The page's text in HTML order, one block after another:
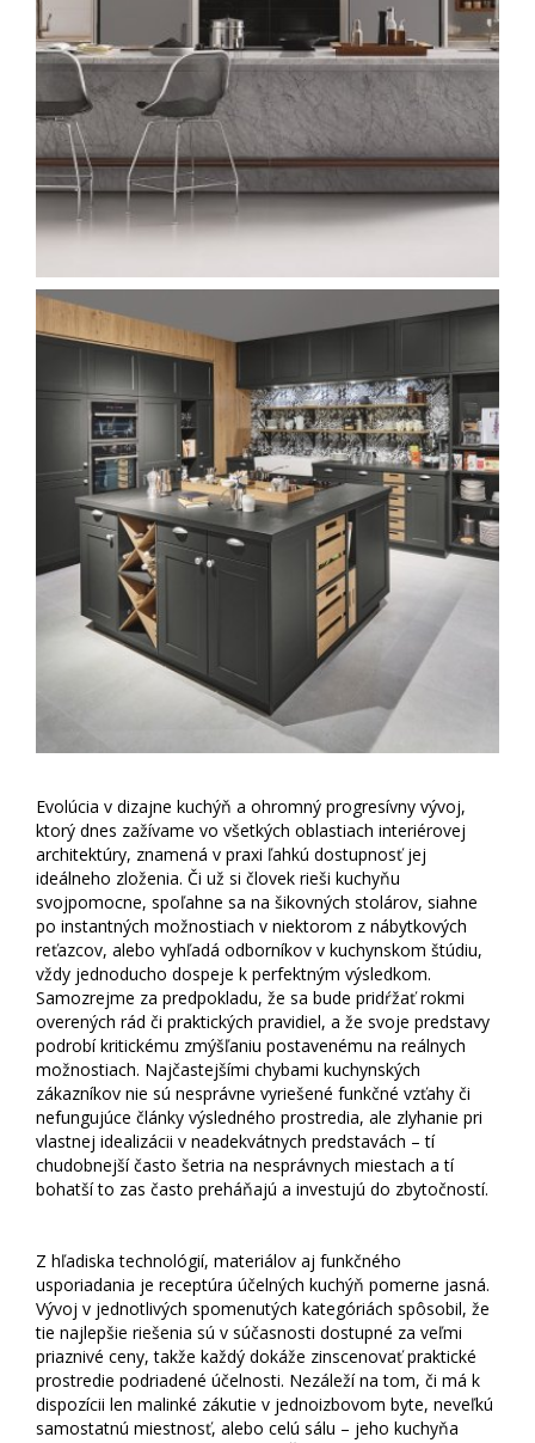
Evolúcia v dizajne kuchýň a ohromný progresívny vývoj,
ktorý dnes zažívame vo všetkých oblastiach interiérovej
architektúry, znamená v praxi ľahkú dostupnosť jej
ideálneho zloženia. Či už si človek rieši kuchyňu
svojpomocne, spoľahne sa na šikovných stolárov, siahne
po instantných možnostiach v niektorom z nábytkových
reťazcov, alebo vyhľadá odborníkov v kuchynskom štúdiu,
vždy jednoducho dospeje k perfektným výsledkom.
Samozrejme za predpokladu, že sa bude pridŕžať rokmi
overených rád či praktických pravidiel, a že svoje predstavy
podrobí kritickému zmýšľaniu postavenému na reálnych
možnostiach. Najčastejšími chybami kuchynských
zákazníkov nie sú nesprávne vyriešené funkčné vzťahy či
nefungujúce články výsledného prostredia, ale zlyhanie pri
vlastnej idealizácii v neadekvátnych predstavách – tí
chudobnejší často šetria na nesprávnych miestach a tí
bohatší to zas často preháňajú a investujú do zbytočností.
Z hľadiska technológií, materiálov aj funkčného
usporiadania je receptúra účelných kuchýň pomerne jasná.
Vývoj v jednotlivých spomenutých kategóriách spôsobil, že
tie najlepšie riešenia sú v súčasnosti dostupné za veľmi
priaznivé ceny, takže každý dokáže zinscenovať praktické
prostredie podriadené účelnosti. Nezáleží na tom, či má k
dispozícii len malinké zákutie v jednoizbovom byte, neveľkú
samostatnú miestnosť, alebo celú sálu – jeho kuchyňa